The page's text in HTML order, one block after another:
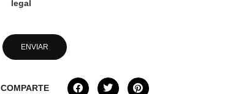
legal
COMPARTE